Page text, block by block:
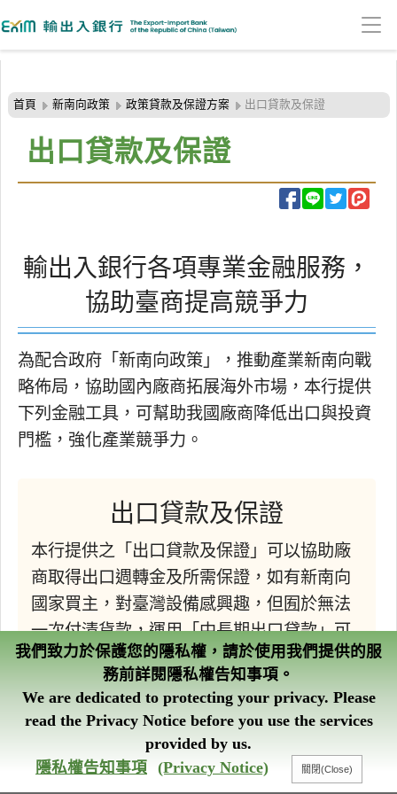
到
主
智能客服
首頁 新南向政策 政策貸款及保證方案 出口貸款及保證
出口貸款及保證
​輸出入銀行各項專業金融服務，
協助臺商提高競爭力
為配合政府「新南向政策」，推動產業新南向戰
略佈局，協助國內廠商拓展海外市場，本行提供
下列金融工具，可幫助我國廠商降低出口與投資
門檻，強化產業競爭力。
出口貸款及保證
本行提供之「出口貸款及保證」可以協助廠
商取得出口週轉金及所需保證，如有新南向
國家買主，對臺灣設備感興趣，但囿於無法
一次付清貨款，運用「中長期出口貸款」可
協助買主以分期付款方式購買台灣的機器，
而出口商於機器出口後，立即可以收到貨
款，不必擔心積壓資金，增加台灣機械的推
銷彈性和競爭力。此外，為協助我國廠商拓
展出口，本行特將短期出口貸款對象由我國
出口企業擴大至銷貨予我國出口企業之供應
我們致力於保護您的隱私權，請於使用我們提供的服
務前詳閱隱私權告知事項。
We are dedicated to protecting your privacy. Please
read the Privacy Notice before you use the services
provided by us.
隱私權告知事項 (Privacy Notice)